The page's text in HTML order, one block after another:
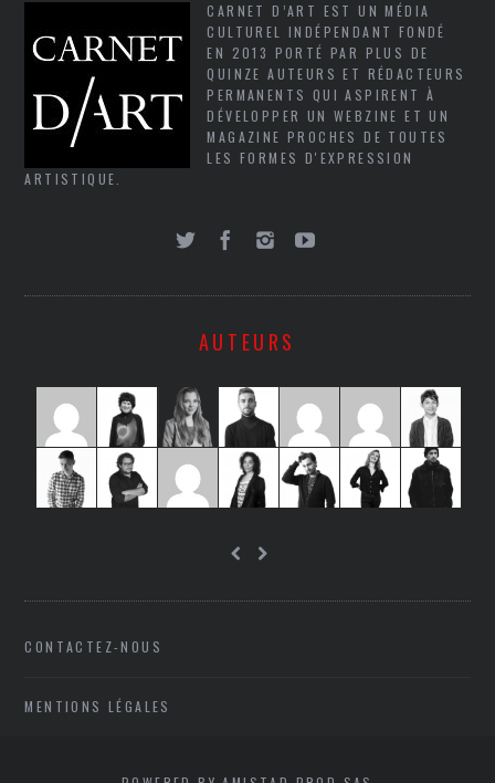
CARNET D’ART EST UN MÉDIA
CULTUREL INDÉPENDANT FONDÉ
EN 2013 PORTÉ PAR PLUS DE
QUINZE AUTEURS ET RÉDACTEURS
PERMANENTS QUI ASPIRENT À
DÉVELOPPER UN WEBZINE ET UN
MAGAZINE PROCHES DE TOUTES
LES FORMES D'EXPRESSION
ARTISTIQUE.
AUTEURS
CONTACTEZ-NOUS
MENTIONS LÉGALES